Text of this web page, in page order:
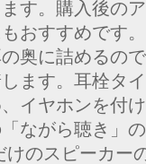
す。購入後の
おすすめです
奥に詰めるの
ます。耳栓タ
イヤホンを付
ながら聴き」
けのスピーカー